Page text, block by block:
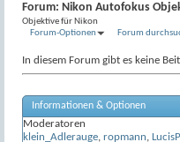
Forum: Nikon Autofokus
Objektive für Nikon
Forum-Optionen
Forum
In diesem Forum gibt es keine
Informationen & Optionen
Moderatoren
klein_Adlerauge, ropmann,